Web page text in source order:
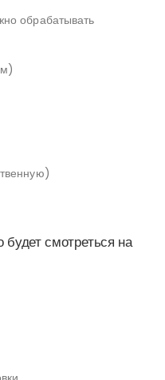
обрабатывать
будет смотреться на